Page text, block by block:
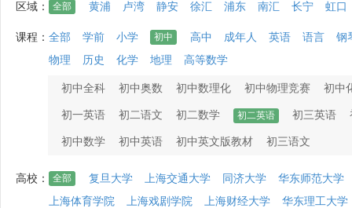
区域： 全部 黄浦 卢湾 静安 徐汇 浦东 南汇 长宁 虹口
课程： 全部 学前 小学 初中 高中 成年人 英语 语言
钢
物理
历史 化学 地理 高等数学
初中全科 初中奥数 初中数理化 初中物理竞赛 初中
初一英语 初二语文 初二数学 初二英语 初三英语
初中数学 初中英语 初中英文版教材 初三语文
高校： 全部 复旦大学 上海交通大学 同济大学
华东师范大学
上海体育学院
上海戏剧学院 上海财经大学
华东理工大学